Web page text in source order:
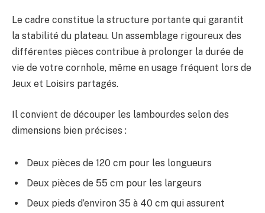
Le cadre constitue la structure portante qui garantit
la stabilité du plateau. Un assemblage rigoureux des
différentes pièces contribue à prolonger la durée de
vie de votre cornhole, même en usage fréquent lors de
Jeux et Loisirs partagés.
Il convient de découper les lambourdes selon des
dimensions bien précises :
Deux pièces de 120 cm pour les longueurs
Deux pièces de 55 cm pour les largeurs
Deux pieds d’environ 35 à 40 cm qui assurent